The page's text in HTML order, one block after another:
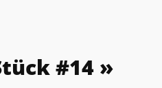
#14 »